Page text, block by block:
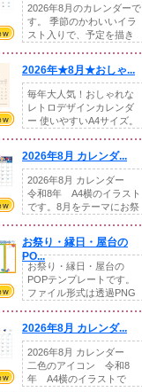
2026年8月のカレンダーで
す。 季節のかわいいイラ
スト入りで、予定を描き
2026年★8月★おしゃ...
毎年大人気！おしゃれな
レトロデザインカレンダ
ー 使いやすいA4サイズ。
2026年8月 カレンダ...
2026年8月 カレンダー
令和8年 A4横のイラスト
です。8月をテーマにお祭
お祭り・縁日・屋台の
PO...
お祭り・縁日・屋台の
POPテンプレートです。
ファイル形式は透過PNG
2026年8月 カレンダ...
2026年8月 カレンダー
二色のアイコン 令和8
年 A4横のイラストで